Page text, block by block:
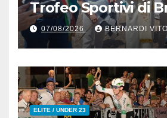
Trofeo Sportivi di
Nicolò Arrighetti è
il Re del Muro di
Colombano
07/08/2026 BERNARDI VITO
ELITE / UNDER 23